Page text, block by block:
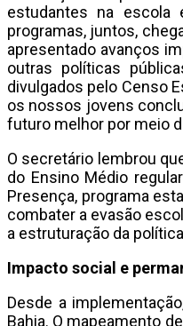
estudantes na escola
programas, juntos,
apresentado avanços
outras políticas
divulgados pelo Censo
os nossos jovens
futuro melhor por meio
O secretário lembrou
do Ensino Médio
Presença, programa
combater a evasão
a estruturação da
Impacto social e
Desde a
Bahia. O mapeamento